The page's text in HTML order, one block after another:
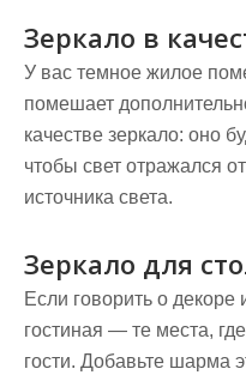
Зеркало в
У вас темное жилое
помешает
качестве зеркало: оно
чтобы свет отражался
источника света.
Зеркало для
Если говорить о декоре
гостиная — те места,
гости. Добавьте